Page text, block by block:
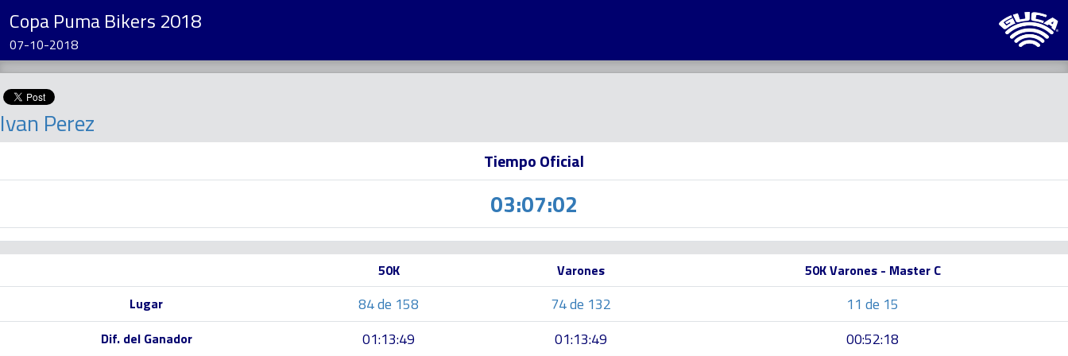
Copa Puma Bikers 2018
07-10-2018
Ivan Perez
Tiempo Oficial
03:07:02
50K Varones
50K Varones - Master C
Lugar
84 de 158 74 de 132 11 de 15
Dif. del Ganador 01:13:49 01:13:49 00:52:18